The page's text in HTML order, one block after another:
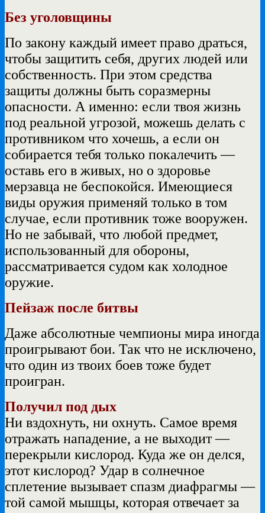
Без уголовщины
По закону каждый имеет право драться,
чтобы защитить себя, других людей или
собственность. При этом средства
защиты должны быть соразмерны
опасности. А именно: если твоя жизнь
под реальной угрозой, можешь делать с
противником что хочешь, а если он
собирается тебя только покалечить —
оставь его в живых, но о здоровье
мерзавца не беспокойся. Имеющиеся
виды оружия применяй только в том
случае, если противник тоже вооружен.
Но не забывай, что любой предмет,
использованный для обороны,
рассматривается судом как холодное
оружие.
Пейзаж после битвы
Даже абсолютные чемпионы мира иногда
проигрывают бои. Так что не исключено,
что один из твоих боев тоже будет
проигран.
Получил под дых
Ни вздохнуть, ни охнуть. Самое время
отражать нападение, а не выходит —
перекрыли кислород. Куда же он делся,
этот кислород? Удар в солнечное
сплетение вызывает спазм диафрагмы —
той самой мышцы, которая отвечает за